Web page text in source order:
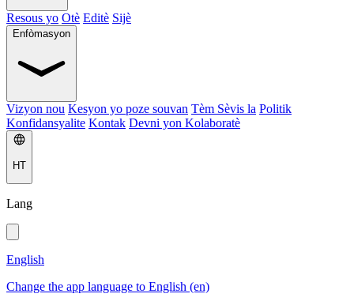
Resous yo Otè Editè Sijè
Enfòmasyon
Vizyon nou Kesyon yo poze souvan Tèm Sèvis la Politik
Konfidansyalite Kontak Devni yon Kolaboratè
HT
Lang
English
Change the app language to English (en)